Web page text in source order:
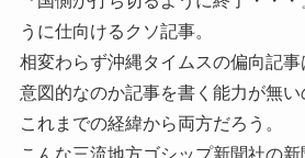
うに仕向けるクソ記事。
相変わらず沖縄タイムスの偏向記事
意図的なのか記事を書く能力が無い
これまでの経緯から両方だろう。